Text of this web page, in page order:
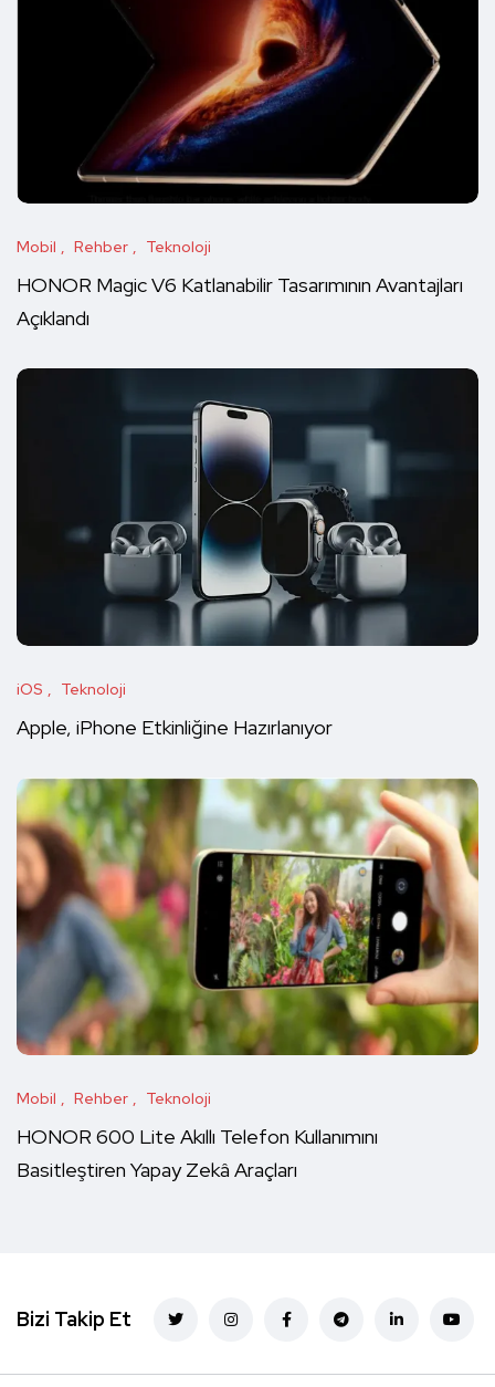
Mobil Rehber Teknoloji
HONOR Magic V6 Katlanabilir Tasarımının Avantajları
Açıklandı
iOS Teknoloji
Apple, iPhone Etkinliğine Hazırlanıyor
Mobil Rehber Teknoloji
HONOR 600 Lite Akıllı Telefon Kullanımını
Basitleştiren Yapay Zekâ Araçları
Bizi Takip Et